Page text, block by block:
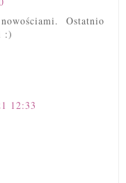
Ostatnio
:)
12:33